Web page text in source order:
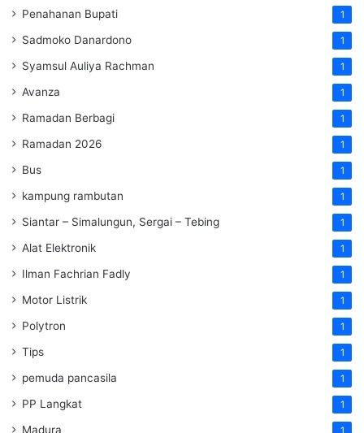
Penahanan Bupati 1
Sadmoko Danardono 1
Syamsul Auliya Rachman 1
Avanza 1
Ramadan Berbagi 1
Ramadan 2026 1
Bus 1
kampung rambutan 1
Siantar – Simalungun, Sergai – Tebing 1
Alat Elektronik 1
Ilman Fachrian Fadly 1
Motor Listrik 1
Polytron 1
Tips 1
pemuda pancasila 1
PP Langkat 1
Madura 1